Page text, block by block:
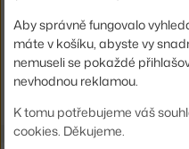
Kód produktu
HAY-AC106-
Ste zo Slovenska? Prejdite na
Shopping from the EU? Switch
Aby správně fungovalo
máte v košíku, abyste vy
nemuseli se pokaždé
nevhodnou reklamou.
K tomu potřebujeme váš
cookies. Děkujeme.